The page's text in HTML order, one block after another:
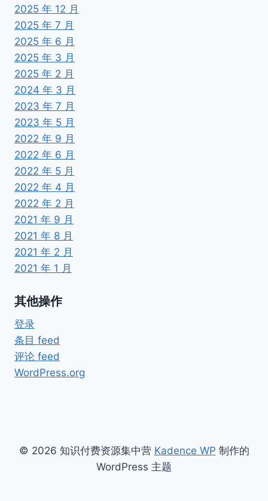
2025 年 12 月
2025 年 7 月
2025 年 6 月
2025 年 3 月
2025 年 2 月
2024 年 3 月
2023 年 7 月
2023 年 5 月
2022 年 9 月
2022 年 6 月
2022 年 5 月
2022 年 4 月
2022 年 2 月
2021 年 9 月
2021 年 8 月
2021 年 2 月
2021 年 1 月
其他操作
登录
条目 feed
评论 feed
WordPress.org
© 2026 知识付费资源集中营 Kadence WP 制作的
WordPress 主题